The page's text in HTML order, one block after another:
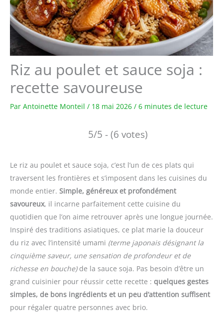
Riz au poulet et sauce soja :
recette savoureuse
Par Antoinette Monteil / 18 mai 2026 / 6 minutes de lecture
5/5 - (6 votes)
Le riz au poulet et sauce soja, c’est l’un de ces plats qui
traversent les frontières et s’imposent dans les cuisines du
monde entier. Simple, généreux et profondément
savoureux, il incarne parfaitement cette cuisine du
quotidien que l’on aime retrouver après une longue journée.
Inspiré des traditions asiatiques, ce plat marie la douceur
du riz avec l’intensité umami (terme japonais désignant la
cinquième saveur, une sensation de profondeur et de
richesse en bouche)de la sauce soja. Pas besoin d’être un
grand cuisinier pour réussir cette recette : quelques gestes
simples, de bons ingrédients et un peu d’attention suffisent
pour régaler quatre personnes avec brio.